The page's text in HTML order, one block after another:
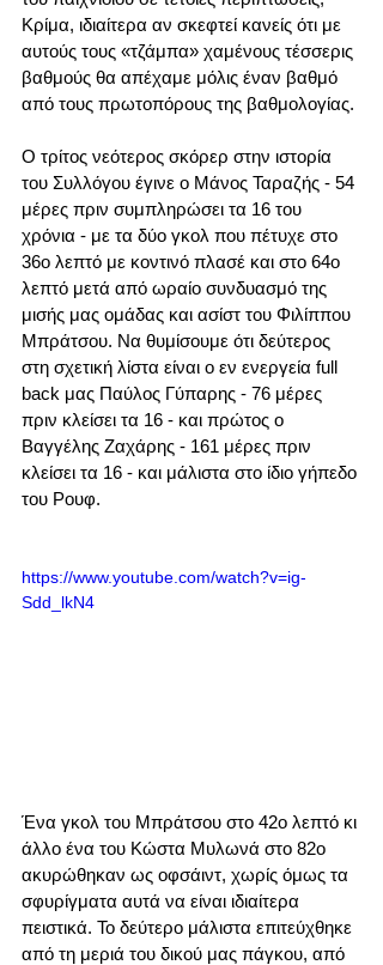
Κρίμα, ιδιαίτερα αν σκεφτεί κανείς ότι με
αυτούς τους «τζάμπα» χαμένους τέσσερις
βαθμούς θα απέχαμε μόλις έναν βαθμό
από τους πρωτοπόρους της βαθμολογίας.
Ο τρίτος νεότερος σκόρερ στην ιστορία
του Συλλόγου έγινε ο Μάνος Ταραζής - 54
μέρες πριν συμπληρώσει τα 16 του
χρόνια - με τα δύο γκολ που πέτυχε στο
36ο λεπτό με κοντινό πλασέ και στο 64ο
λεπτό μετά από ωραίο συνδυασμό της
μισής μας ομάδας και ασίστ του Φιλίππου
Μπράτσου. Να θυμίσουμε ότι δεύτερος
στη σχετική λίστα είναι ο εν ενεργεία full
back μας Παύλος Γύπαρης - 76 μέρες
πριν κλείσει τα 16 - και πρώτος ο
Βαγγέλης Ζαχάρης - 161 μέρες πριν
κλείσει τα 16 - και μάλιστα στο ίδιο γήπεδο
του Ρουφ.
https://www.youtube.com/watch?v=ig-
Sdd_lkN4
Ένα γκολ του Μπράτσου στο 42ο λεπτό κι
άλλο ένα του Κώστα Μυλωνά στο 82ο
ακυρώθηκαν ως οφσάιντ, χωρίς όμως τα
σφυρίγματα αυτά να είναι ιδιαίτερα
πειστικά. Το δεύτερο μάλιστα επιτεύχθηκε
από τη μεριά του δικού μας πάγκου, από